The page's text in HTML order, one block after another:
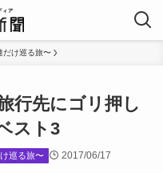
け巡る旅〜
行先にゴリ押し
スト3
巡る旅〜 2017/06/17